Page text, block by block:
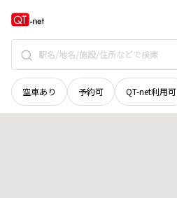
空車あり 予約可 QT-net利用可
奈良県